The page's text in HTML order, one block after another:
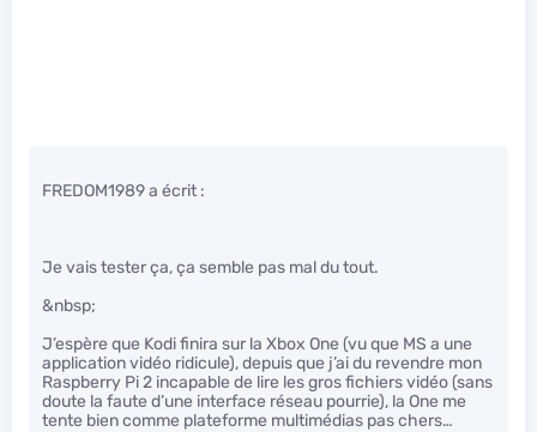
FREDOM1989 a écrit :
Je vais tester ça, ça semble pas mal du tout.
&nbsp;
J’espère que Kodi finira sur la Xbox One (vu que MS a une
application vidéo ridicule), depuis que j’ai du revendre mon
Raspberry Pi 2 incapable de lire les gros fichiers vidéo (sans
doute la faute d’une interface réseau pourrie), la One me
tente bien comme plateforme multimédias pas chers…